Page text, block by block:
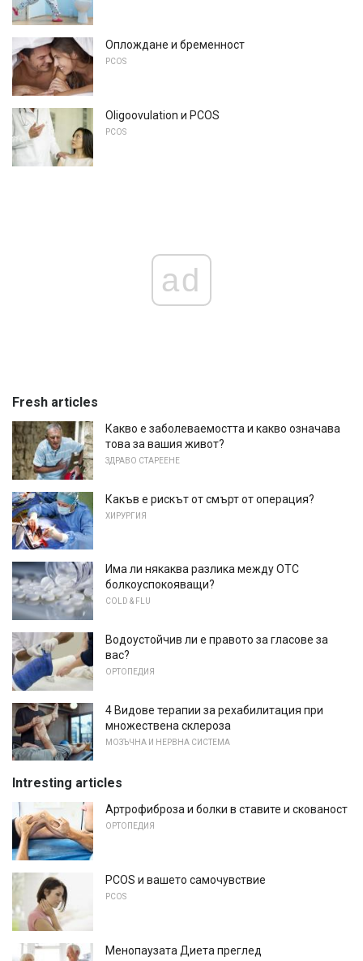
Оплождане и бременност
PCOS
Oligoovulation и PCOS
PCOS
ad
Fresh articles
Какво е заболеваемостта и какво означава
това за вашия живот?
ЗДРАВО СТАРЕЕНЕ
Какъв е рискът от смърт от операция?
ХИРУРГИЯ
Има ли някаква разлика между OTC
болкоуспокояващи?
COLD & FLU
Водоустойчив ли е правото за гласове за
вас?
ОРТОПЕДИЯ
4 Видове терапии за рехабилитация при
множествена склероза
МОЗЪЧНА И НЕРВНА СИСТЕМА
Intresting articles
Артрофиброза и болки в ставите и скованост
ОРТОПЕДИЯ
PCOS и вашето самочувствие
PCOS
Менопаузата Диета преглед